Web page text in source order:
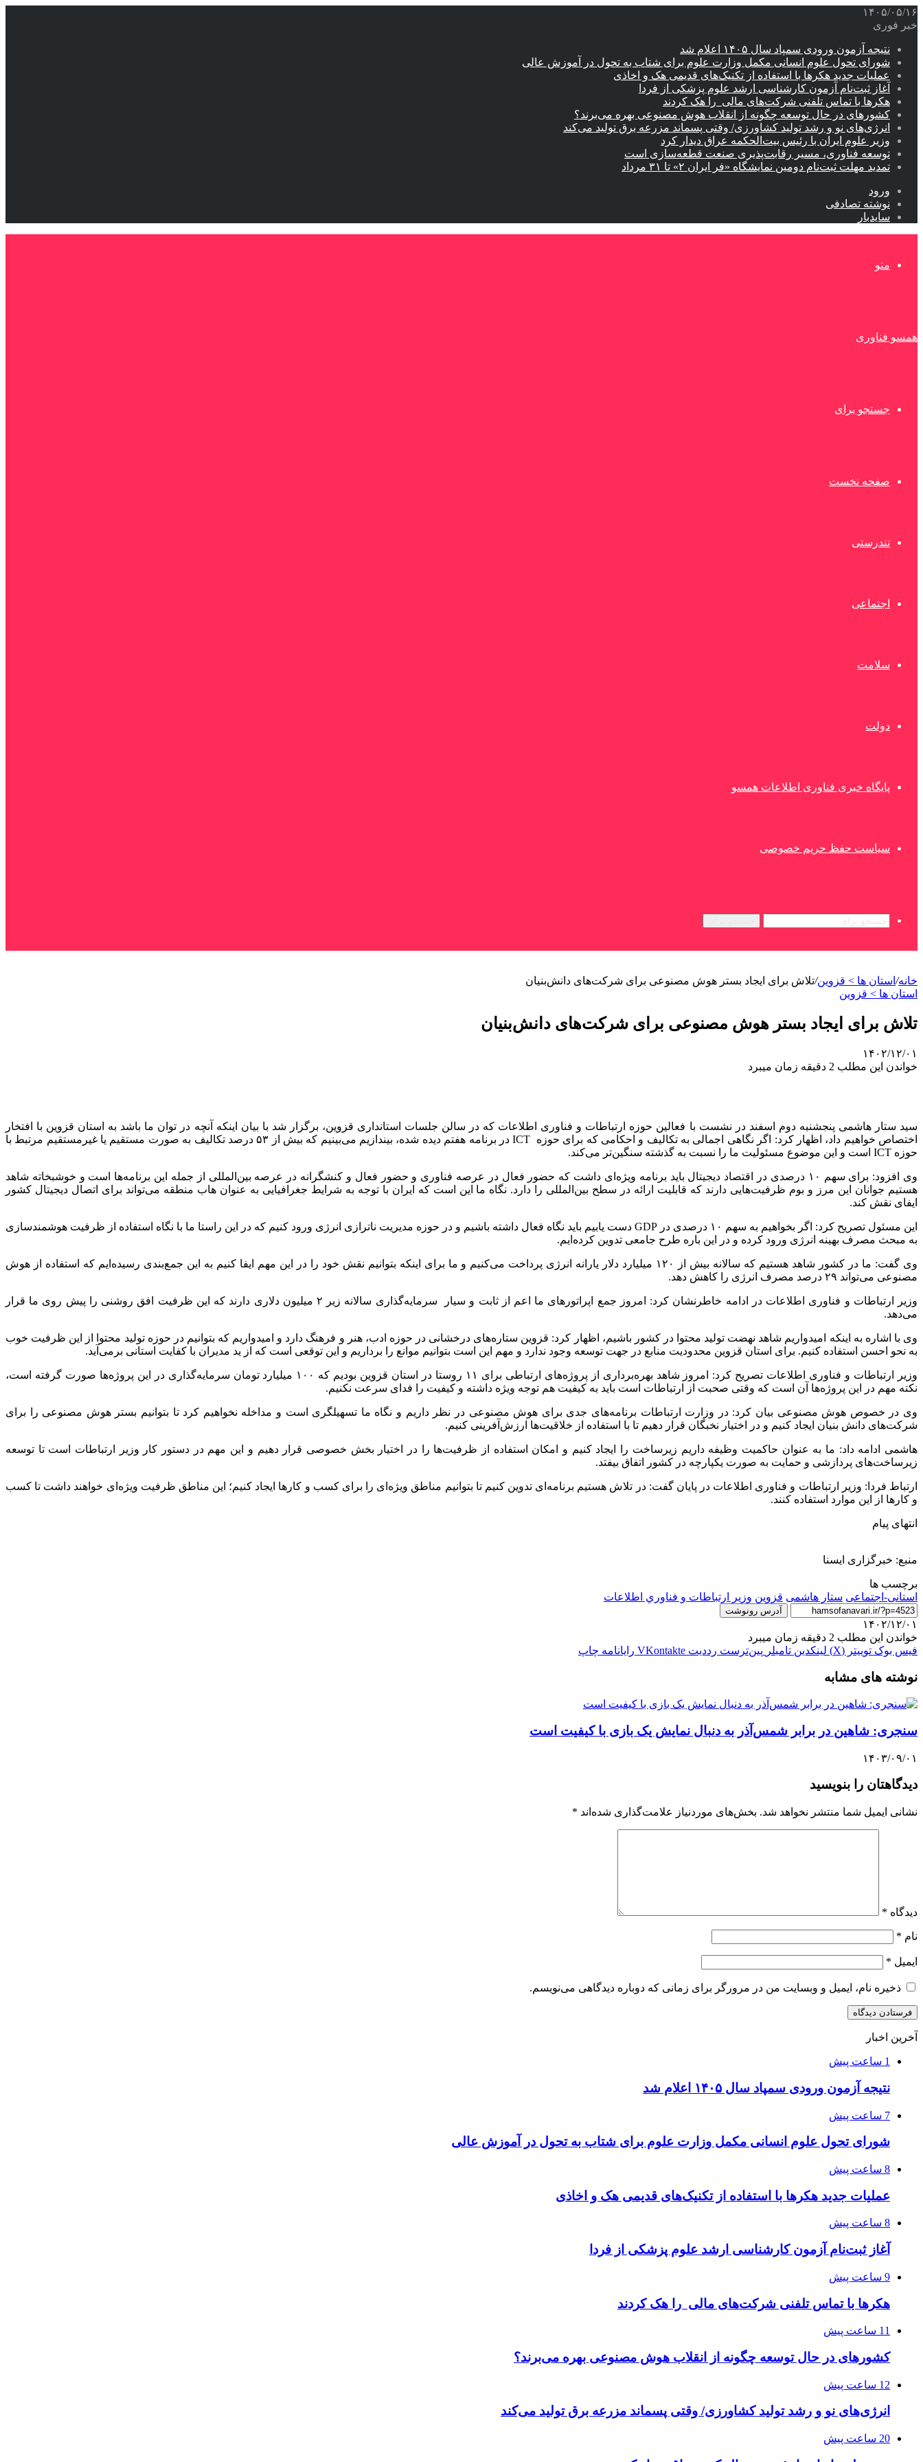
۱۴۰۵/۰۵/۱۶
خبر فوری
نتیجه آزمون ورودی سمپاد سال ۱۴۰۵ اعلام شد
شورای تحول علوم انسانی مکمل وزارت علوم برای شتاب به تحول در آموزش عالی
عملیات جدید هکرها با استفاده از تکنیک‌های قدیمی هک و اخاذی
آغاز ثبت‌نام‌ آزمون کارشناسی ارشد علوم پزشکی از فردا
هکرها با تماس تلفنی شرکت‌های مالی را هک کردند
کشورهای در حال توسعه چگونه از انقلاب هوش مصنوعی بهره می‌برند؟
انرژی‌های نو و رشد تولید کشاورزی/ وقتی پسماند مزرعه‌ برق تولید می‌کند
وزیر علوم ایران با رئیس بیت‌الحکمه عراق دیدار کرد
توسعه فناوری، مسیر رقابت‌پذیری صنعت قطعه‌سازی است
تمدید مهلت ثبت‌نام دومین نمایشگاه «فر ایران ۲» تا ۳۱ مرداد
ورود
نوشته تصادفی
سایدبار
منو
همسو فناوری
جستجو برای
صفحه نخست
تندرستی
اجتماعی
سلامت
دولت
پایگاه خبری فناوری اطلاعات همسو
سیاست حفظ حریم خصوصی
خانه/ استان ها > قزوین/تلاش برای ایجاد بستر هوش مصنوعی برای شرکت‌های دانش‌بنیان
استان ها > قزوین
تلاش برای ایجاد بستر هوش مصنوعی برای شرکت‌های دانش‌بنیان
۱۴۰۲/۱۲/۰۱
خواندن این مطلب 2 دقیقه زمان میبرد
سید ستار هاشمی پنجشنبه دوم اسفند در نشست با فعالین حوزه ارتباطات و فناوری اطلاعات که در سالن جلسات استانداری قزوین، برگزار شد با بیان اینکه آنچه در توان ما باشد به استان قزوین با افتخار
اختصاص خواهیم داد، اظهار کرد: اگر نگاهی اجمالی به تکالیف و احکامی که برای حوزه ICT در برنامه هفتم دیده شده، بیندازیم می‌بینیم که بیش از ۵۳ درصد تکالیف به صورت مستقیم یا غیرمستقیم مرتبط با
حوزه ICT است و این موضوع مسئولیت ما را نسبت به گذشته سنگین‌تر می‌کند.
وی افزود: برای سهم ۱۰ درصدی در اقتصاد دیجیتال باید برنامه ویژه‌ای داشت که حضور فعال در عرصه فناوری و حضور فعال و کنشگرانه در عرصه بین‌المللی از جمله این برنامه‌ها است و خوشبخاته شاهد
هستیم جوانان این مرز و بوم ظرفیت‌هایی دارند که قابلیت ارائه در سطح بین‌المللی را دارد. نگاه ما این است که ایران با توجه به شرایط جغرافیایی به عنوان هاب منطقه می‌تواند برای اتصال دیجیتال کشور
ایفای نقش کند.
این مسئول تصریح کرد: اگر بخواهیم به سهم ۱۰ درصدی در GDP دست یابیم باید نگاه فعال داشته باشیم و در حوزه مدیریت ناترازی انرژی ورود کنیم که در این راستا ما با نگاه استفاده از ظرفیت هوشمندسازی
به مبحث مصرف بهینه انرژی ورود کرده و در این باره طرح جامعی تدوین کرده‌ایم.
وی گفت: ما در کشور شاهد هستیم که سالانه بیش از ۱۲۰ میلیارد دلار یارانه انرژی پرداخت می‌کنیم و ما برای اینکه بتوانیم نقش خود را در این مهم ایفا کنیم به این جمع‌بندی رسیده‌ایم که استفاده از هوش
مصنوعی می‌تواند ۲۹ درصد مصرف انرژی را کاهش دهد.
وزیر ارتباطات و فناوری اطلاعات در ادامه خاطرنشان کرد: امروز جمع اپراتورهای ما اعم از ثابت و سیار سرمایه‌گذاری سالانه زیر ۲ میلیون دلاری دارند که این ظرفیت افق روشنی را پیش روی ما قرار
می‌دهد.
وی با اشاره به اینکه امیدواریم شاهد نهضت تولید محتوا در کشور باشیم، اظهار کرد: قزوین ستاره‌های درخشانی در حوزه ادب، هنر و فرهنگ دارد و امیدواریم که بتوانیم در حوزه تولید محتوا از این ظرفیت خوب
به نحو احسن استفاده کنیم. برای استان قزوین محدودیت منابع در جهت توسعه وجود ندارد و مهم این است بتوانیم موانع را برداریم و این توقعی است که از ید مدیران با کفایت استانی برمی‌آید.
وزیر ارتباطات و فناوری اطلاعات تصریح کرد: امروز شاهد بهره‌برداری از پروژه‌های ارتباطی برای ۱۱ روستا در استان قزوین بودیم که ۱۰۰ میلیارد تومان سرمایه‌گذاری در این پروژه‌ها صورت گرفته است،
نکته مهم در این پروژه‌ها آن است که وقتی صحبت از ارتباطات است باید به کیفیت هم توجه ویژه داشته و کیفیت را فدای سرعت نکنیم.
وی در خصوص هوش مصنوعی بیان کرد: در وزارت ارتباطات برنامه‌های جدی برای هوش مصنوعی در نظر داریم و نگاه ما تسهیلگری است و مداخله نخواهیم کرد تا بتوانیم بستر هوش مصنوعی را برای
شرکت‌های دانش بنیان ایجاد کنیم و در اختیار نخبگان قرار دهیم تا با استفاده از خلاقیت‌ها ارزش‌آفرینی کنیم.
هاشمی ادامه داد: ما به عنوان حاکمیت وظیفه داریم زیرساخت را ایجاد کنیم و امکان استفاده از ظرفیت‌ها را در اختیار بخش خصوصی قرار دهیم و این مهم در دستور کار وزیر ارتباطات است تا توسعه
زیرساخت‌های پردازشی و حمایت به صورت یکپارچه‌ در کشور اتفاق بیفتد.
ارتباط فردا: وزیر ارتباطات و فناوری اطلاعات در پایان گفت: در تلاش هستیم برنامه‌ای تدوین کنیم تا بتوانیم مناطق ویژه‌ای را برای کسب و کارها ایجاد کنیم؛ این مناطق ظرفیت ویژه‌ای خواهند داشت تا کسب
و کارها از این موارد استفاده کنند.
انتهای پیام
منبع: خبرگزاری ایسنا
برچسب ها
استانی-اجتماعی ستار هاشمی قزوين وزير ارتباطات و فناوري اطلاعات
آدرس رونوشت
۱۴۰۲/۱۲/۰۱
خواندن این مطلب 2 دقیقه زمان میبرد
فیس بوک توییتر (X) لینکدین ‫تامبلر ‫پین‌ترست ‫رددیت ‫VKontakte رایانامه چاپ
نوشته های مشابه
سنجری: شاهین در برابر شمس‌آذر به دنبال نمایش یک بازی با کیفیت است
۱۴۰۳/۰۹/۰۱
دیدگاهتان را بنویسید
نشانی ایمیل شما منتشر نخواهد شد. بخش‌های موردنیاز علامت‌گذاری شده‌اند *
دیدگاه *
نام *
ایمیل *
ذخیره نام، ایمیل و وبسایت من در مرورگر برای زمانی که دوباره دیدگاهی می‌نویسم.
آخرین اخبار
1 ساعت پیش
نتیجه آزمون ورودی سمپاد سال ۱۴۰۵ اعلام شد
7 ساعت پیش
شورای تحول علوم انسانی مکمل وزارت علوم برای شتاب به تحول در آموزش عالی
8 ساعت پیش
عملیات جدید هکرها با استفاده از تکنیک‌های قدیمی هک و اخاذی
8 ساعت پیش
آغاز ثبت‌نام‌ آزمون کارشناسی ارشد علوم پزشکی از فردا
9 ساعت پیش
هکرها با تماس تلفنی شرکت‌های مالی را هک کردند
11 ساعت پیش
کشورهای در حال توسعه چگونه از انقلاب هوش مصنوعی بهره می‌برند؟
12 ساعت پیش
انرژی‌های نو و رشد تولید کشاورزی/ وقتی پسماند مزرعه‌ برق تولید می‌کند
20 ساعت پیش